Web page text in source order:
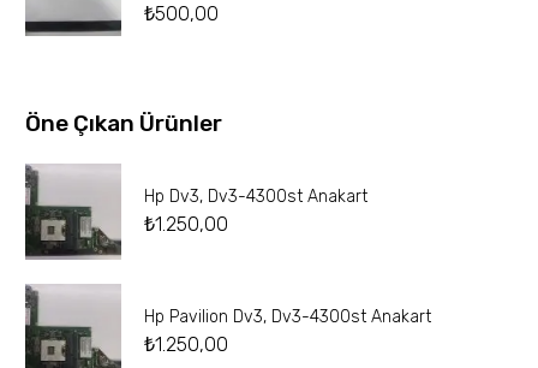
₺500,00
Öne Çıkan Ürünler
Hp Dv3, Dv3-4300st Anakart
₺1.250,00
Hp Pavilion Dv3, Dv3-4300st Anakart
₺1.250,00